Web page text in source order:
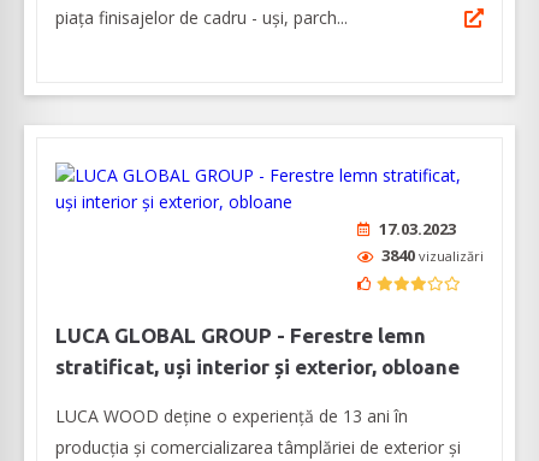
piața finisajelor de cadru - uși, parch...
17.03.2023
3840 vizualizări
LUCA GLOBAL GROUP - Ferestre lemn
stratificat, uși interior și exterior, obloane
LUCA WOOD deține o experiență de 13 ani în
producția și comercializarea tâmplăriei de exterior și